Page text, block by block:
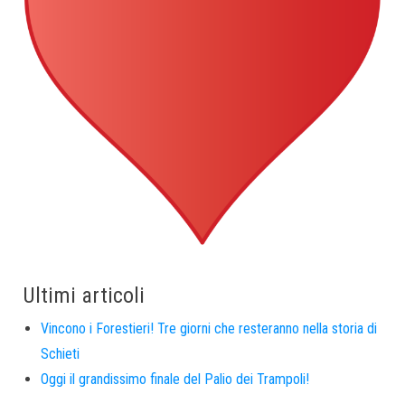
Ultimi articoli
Vincono i Forestieri! Tre giorni che resteranno nella storia di
Schieti
Oggi il grandissimo finale del Palio dei Trampoli!